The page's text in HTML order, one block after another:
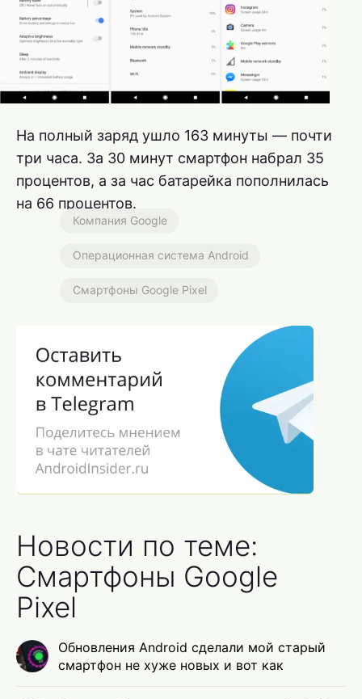
На полный заряд ушло 163 минуты — почти
три часа. За 30 минут смартфон набрал 35
процентов, а за час батарейка пополнилась
на 66 процентов.
Компания Google
Операционная система Android
Смартфоны Google Pixel
Новости по теме:
Смартфоны Google
Pixel
Обновления Android сделали мой старый
смартфон не хуже новых и вот как